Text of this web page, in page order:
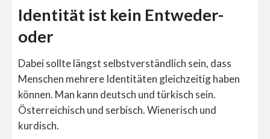
Identität ist kein Entweder-
oder
Dabei sollte längst selbstverständlich sein, dass
Menschen mehrere Identitäten gleichzeitig haben
können. Man kann deutsch und türkisch sein.
Österreichisch und serbisch. Wienerisch und
kurdisch.